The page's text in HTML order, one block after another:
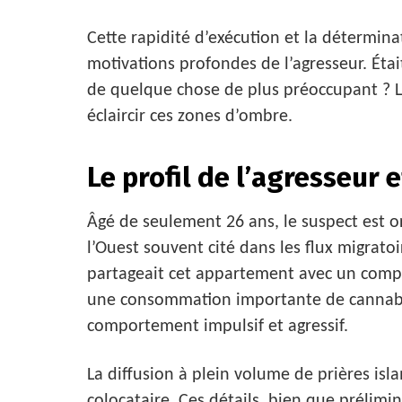
Cette rapidité d’exécution et la
motivations profondes de l’agresseur.
de quelque chose de plus préoccupant
éclaircir ces zones d’ombre.
Le profil de l’agresseur
Âgé de seulement 26 ans, le suspect est
l’Ouest souvent cité dans les flux
partageait cet appartement avec un
une consommation importante de
comportement impulsif et agressif.
La diffusion à plein volume de prières